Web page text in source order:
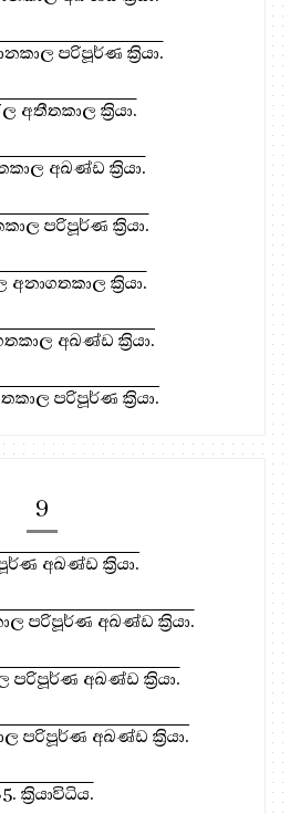
පරිපූර්ණ ක්‍රියා.
අතීතකාල ක්‍රියා.
අඛණ්ඩ ක්‍රියා.
පරිපූර්ණ ක්‍රියා.
අනාගතකාල ක්‍රියා.
අඛණ්ඩ ක්‍රියා.
පරිපූර්ණ ක්‍රියා.
9
අඛණ්ඩ ක්‍රියා.
පරිපූර්ණ අඛණ්ඩ ක්‍රියා.
පරිපූර්ණ අඛණ්ඩ ක්‍රියා.
පරිපූර්ණ අඛණ්ඩ ක්‍රියා.
ක්‍රියාවිධිය.